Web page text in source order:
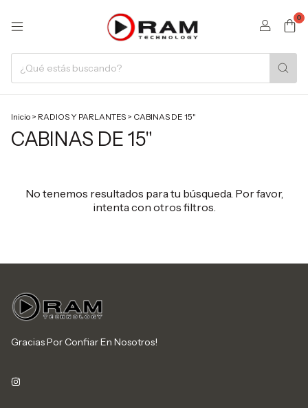
0
Inicio > RADIOS Y PARLANTES > CABINAS DE 15"
CABINAS DE 15"
No tenemos resultados para tu búsqueda. Por favor,
intenta con otros filtros.
Gracias Por Confiar En Nosotros!